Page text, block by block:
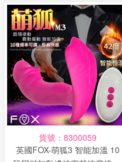
貨號：8300059
英國FOX-萌狐3 智能加溫 10